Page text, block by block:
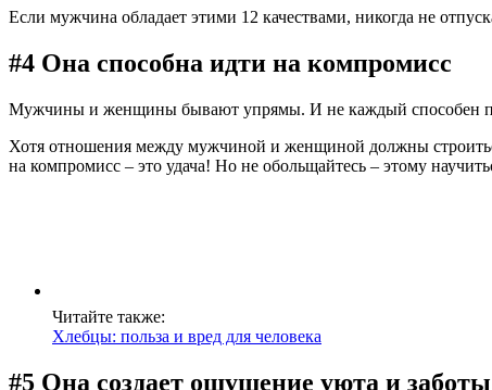
Если мужчина обладает этими 12 качествами, никогда не
#4 Она способна идти на компромисс
Мужчины и женщины бывают упрямы. И не каждый способен
Хотя отношения между мужчиной и женщиной должны
на компромисс – это удача! Но не обольщайтесь – этому
Читайте также:
Хлебцы: польза и вред для человека
#5 Она создает ощущение уюта и